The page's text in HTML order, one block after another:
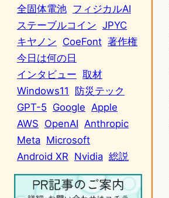
全固体電池 フィジカルAI
ステーブルコイン JPYC
キヤノン CoeFont 著作権
今日は何の日
インタビュー 取材
Windows11
防災テック
GPT-5 Google Apple
AWS OpenAI Anthropic
Meta Microsoft
Android XR Nvidia 総説